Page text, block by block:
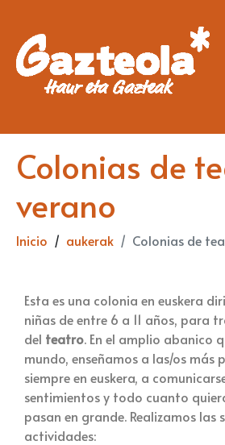
Colonias de
verano
Inicio aukerak Colonias de
Esta es una colonia en euskera
niñas de entre 6 a 11 años, para
del teatro. En el amplio abanico
mundo, enseñamos a las/os más
siempre en euskera, a
sentimientos y todo cuanto
pasan en grande. Realizamos las
actividades: